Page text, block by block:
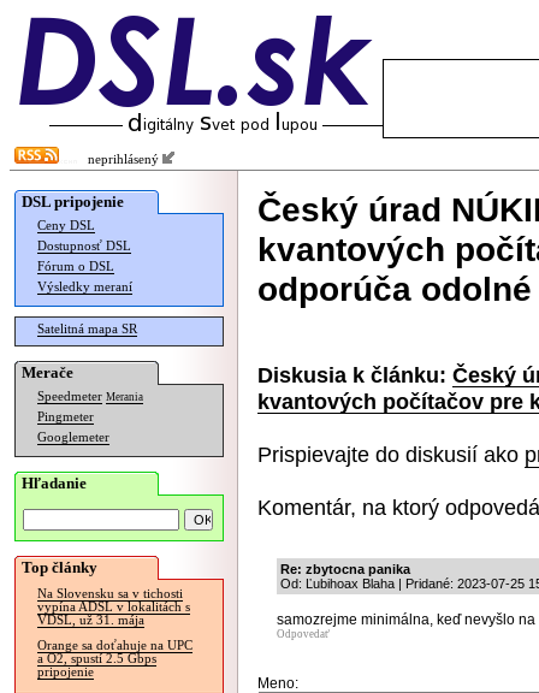
neprihlásený
DSL pripojenie
Ceny DSL
Dostupnosť DSL
Fórum o DSL
Výsledky meraní
Satelitná mapa SR
Merače
Speedmeter Merania
Pingmeter
Googlemeter
Hľadanie
Top články
Na Slovensku sa v tichosti
vypína ADSL v lokalitách s
VDSL, už 31. mája
Orange sa doťahuje na UPC
a O2, spustí 2.5 Gbps
pripojenie
Český úrad
kvantových
odporúča
Diskusia k článku: Český
kvantových počítačov pre
Prispievajte do diskusií ako
Komentár, na ktorý
Re: zbytocna panika
Od: Ľubihoax Blaha | Pridané: 2023-07-25
samozrejme minimálna, keď nevyšlo na
Odpovedať
Meno: